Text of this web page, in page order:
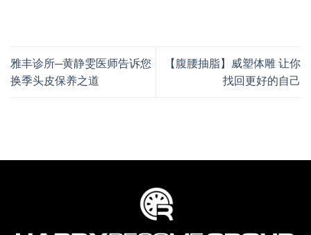
雅丰诊所─黄静雯医师告诉您
换季头皮保养之道
【腹腰抽脂】威塑体雕 让你
找回更好的自己